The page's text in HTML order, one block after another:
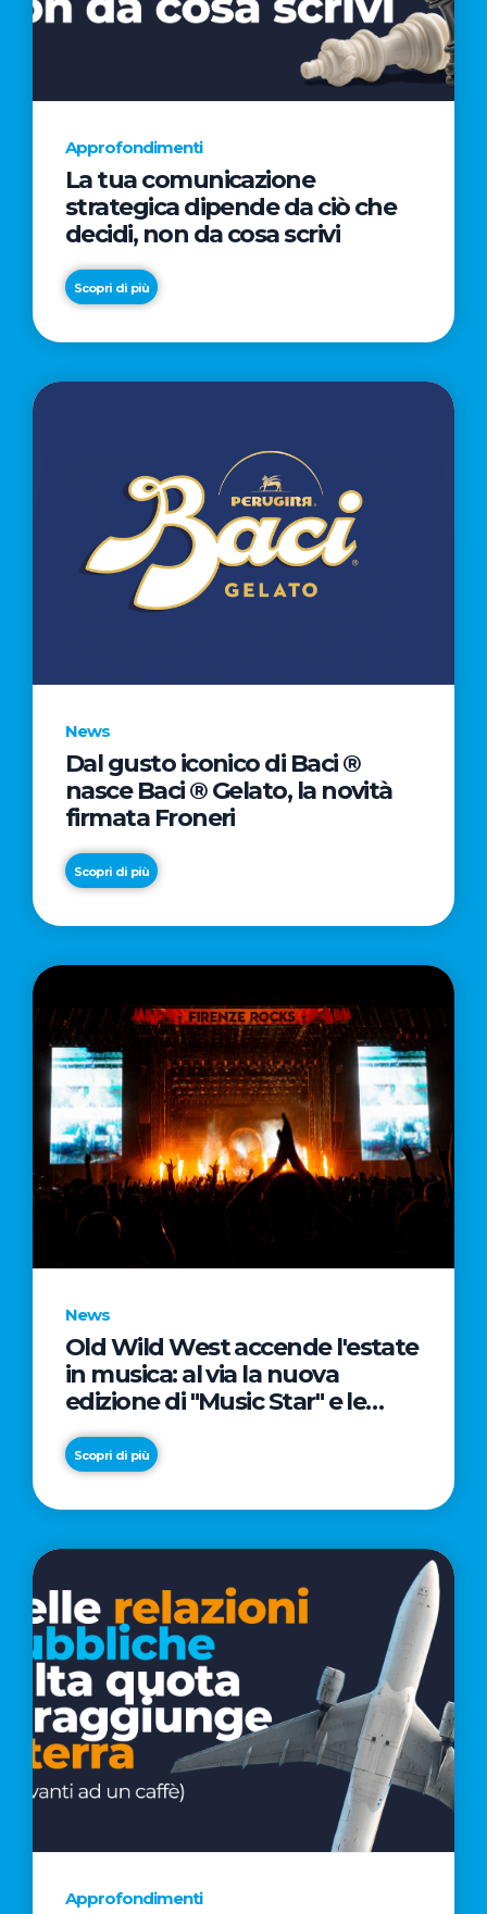
AL
CINEMA
NELLA
CAMPAGNA
REGISTA
PREMIO
OSCAR®
Approfondimenti
La tua comunicazione
strategica dipende da ciò che
decidi, non da cosa scrivi
Scopri di più
News
Dal gusto iconico di Baci ®
nasce Baci ® Gelato, la novità
firmata Froneri
Scopri di più
News
Old Wild West accende l'estate
in musica: al via la nuova
edizione di "Music Star" e le
prestigiose partnership con
Radio Italia e Live Nation
Scopri di più
Approfondimenti